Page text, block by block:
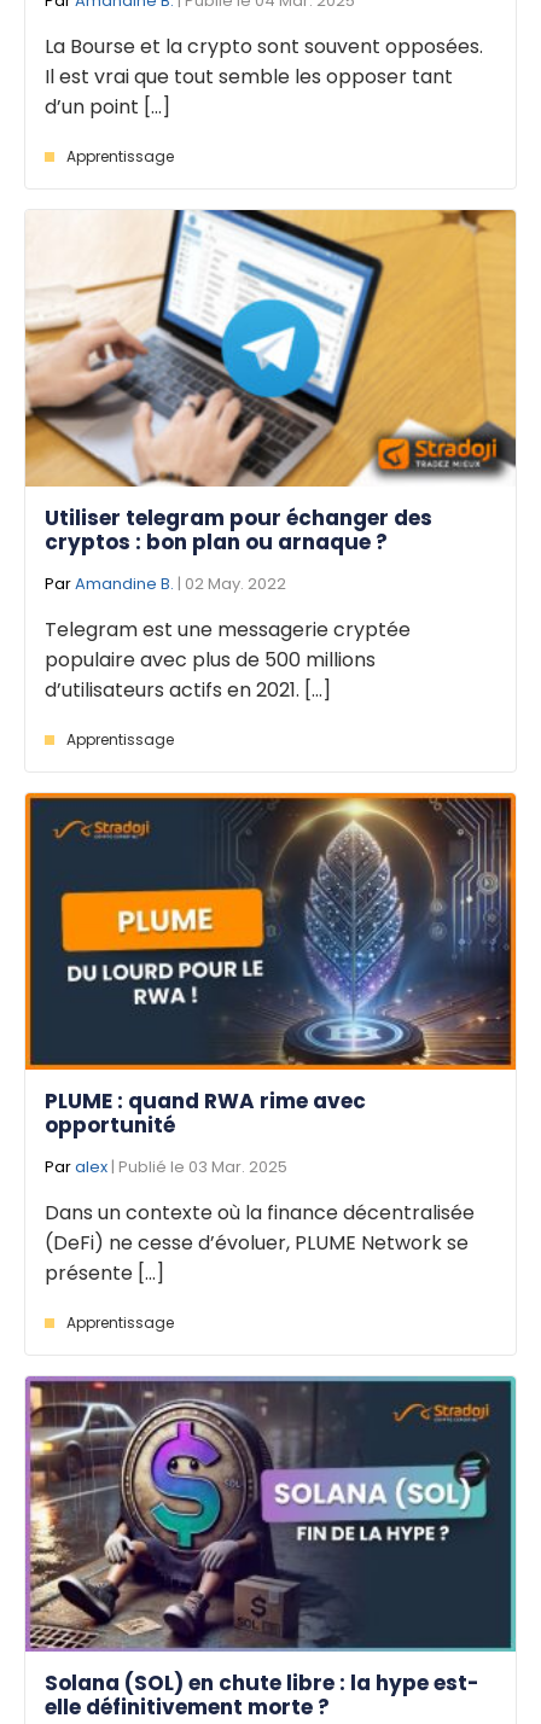
La Bourse et la crypto sont souvent opposées.
Il est vrai que tout semble les opposer tant
d’un point [...]
Apprentissage
Utiliser telegram pour échanger des
cryptos : bon plan ou arnaque ?
ParAmandine B. | 02 May. 2022
Telegram est une messagerie cryptée
populaire avec plus de 500 millions
d’utilisateurs actifs en 2021. [...]
Apprentissage
PLUME : quand RWA rime avec
opportunité
Paralex | Publié le 03 Mar. 2025
Dans un contexte où la finance décentralisée
(DeFi) ne cesse d’évoluer, PLUME Network se
présente [...]
Apprentissage
Solana (SOL) en chute libre : la hype est-
elle définitivement morte ?